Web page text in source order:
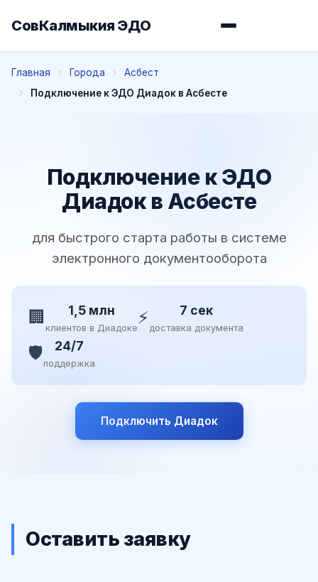
СовКалмыкия ЭДО
Главная Города
Асбест
Подключение к ЭДО Диадок в Асбесте
Подключение к ЭДО
Диадок в Асбесте
для быстрого старта работы в системе
электронного документооборота
🏢 1,5 млн
клиентов в Диадоке⚡ 7 сек
доставка документа
🛡️ 24/7
поддержка
Подключить Диадок
Оставить заявку